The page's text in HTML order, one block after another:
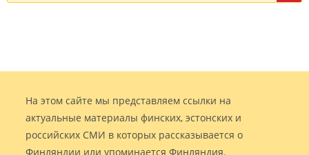
На этом сайте мы представляем ссылки на
актуальные материалы финских, эстонских и
российских СМИ в которых рассказывается о
Финляндии или упоминается Финляндия.